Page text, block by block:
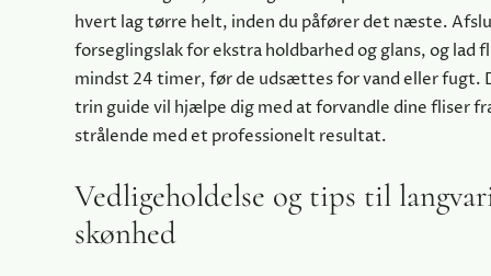
hvert lag tørre helt, inden du påfører det næste.
forseglingslak for ekstra holdbarhed og glans, og lad
mindst 24 timer, før de udsættes for vand eller fugt.
trin guide vil hjælpe dig med at forvandle dine fliser
strålende med et professionelt resultat.
Vedligeholdelse og tips til
skønhed